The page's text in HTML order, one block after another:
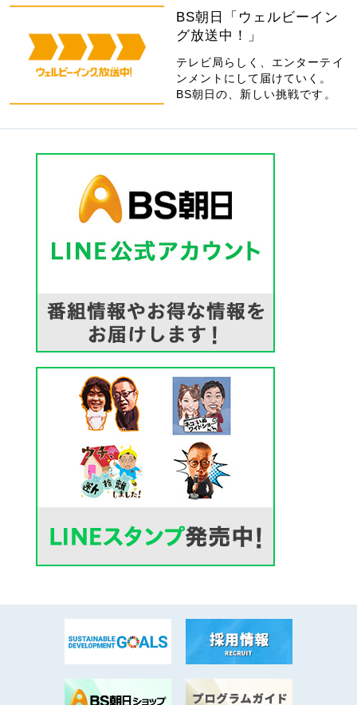
BS朝日「ウェルビーイン
グ放送中！」
テレビ局らしく、エンターテイ
ンメントにして届けていく。
BS朝日の、新しい挑戦です。